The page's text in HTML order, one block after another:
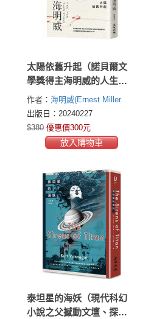
太陽依舊升起（諾貝爾文
學獎得主海明威的人生三
部曲I）
作者： 海明威(Ernest Miller
Hemingway )
出版日：20240227
$380 優惠價300元
放入購物車
泰坦星的海妖（現代科幻
小說之父撼動文壇、探討